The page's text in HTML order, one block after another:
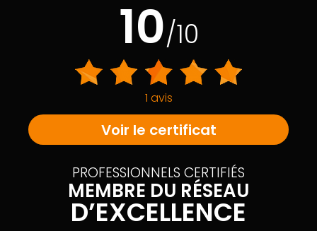
10/10
1 avis
Voir le certificat
PROFESSIONNELS CERTIFIÉS
MEMBRE DU RÉSEAU
D’EXCELLENCE